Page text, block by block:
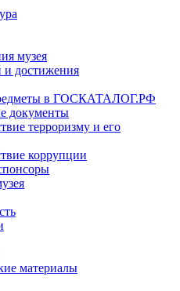
музея
достижения
в ГОСКАТАЛОГ.РФ
документы
терроризму и его
коррупции
материалы